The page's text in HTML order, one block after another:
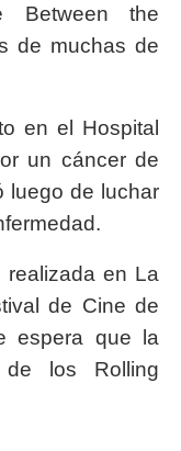
Between the
de muchas de
en el Hospital
un cáncer de
luego de luchar
en La
de Cine de
espera que la
los Rolling